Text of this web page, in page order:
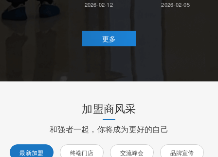
2026-02-12
2026-02-05
更多
加盟商风采
和强者一起，你将成为更好的自己
最新加盟 终端门店 交流峰会 品牌宣传